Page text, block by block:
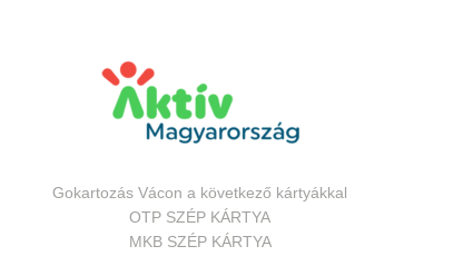
Gokartozás Vácon a következő kártyákkal
OTP SZÉP KÁRTYA
MKB SZÉP KÁRTYA